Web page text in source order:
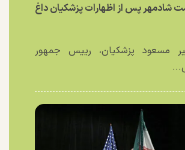
شادمهر پس از اظهارات پزشکیان داغ
مسعود پزشکیان، رییس جمهور